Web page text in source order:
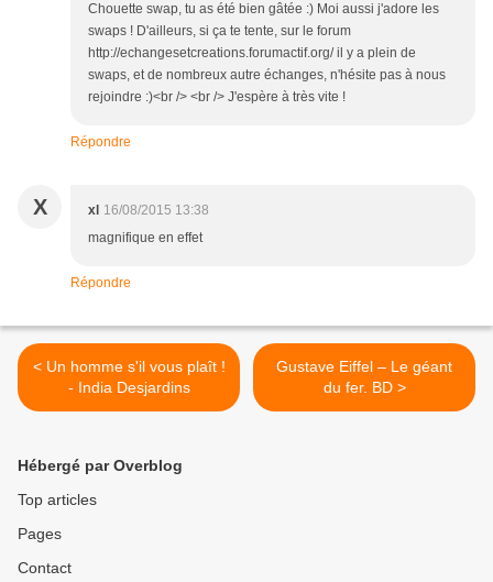
Chouette swap, tu as été bien gâtée :) Moi aussi j'adore les
swaps ! D'ailleurs, si ça te tente, sur le forum
http://echangesetcreations.forumactif.org/ il y a plein de
swaps, et de nombreux autre échanges, n'hésite pas à nous
rejoindre :)<br /> <br /> J'espère à très vite !
Répondre
X xl 16/08/2015 13:38
magnifique en effet
Répondre
< Un homme s'il vous plaît !
- India Desjardins
Gustave Eiffel – Le géant
du fer. BD >
Hébergé par Overblog
Top articles
Pages
Contact